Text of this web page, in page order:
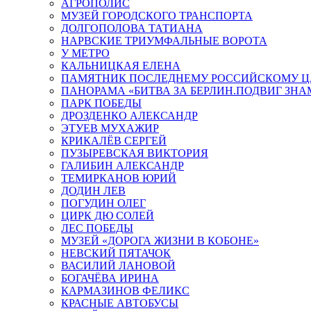
АГРОПОЛИС
МУЗЕЙ ГОРОДСКОГО ТРАНСПОРТА
ДОЛГОПОЛОВА ТАТИАНА
НАРВСКИЕ ТРИУМФАЛЬНЫЕ ВОРОТА
У МЕТРО
КАЛЬНИЦКАЯ ЕЛЕНА
ПАМЯТНИК ПОСЛЕДНЕМУ РОССИЙСКОМУ
ПАНОРАМА «БИТВА ЗА БЕРЛИН.ПОДВИГ
ПАРК ПОБЕДЫ
ДРОЗДЕНКО АЛЕКСАНДР
ЭТУЕВ МУХАЖИР
КРИКАЛЁВ СЕРГЕЙ
ПУЗЫРЕВСКАЯ ВИКТОРИЯ
ГАЛИБИН АЛЕКСАНДР
ТЕМИРКАНОВ ЮРИЙ
ДОДИН ЛЕВ
ПОГУДИН ОЛЕГ
ЦИРК ДЮ СОЛЕЙ
ЛЕС ПОБЕДЫ
МУЗЕЙ «ДОРОГА ЖИЗНИ В КОБОНЕ»
НЕВСКИЙ ПЯТАЧОК
ВАСИЛИЙ ЛАНОВОЙ
БОГАЧЁВА ИРИНА
КАРМАЗИНОВ ФЕЛИКС
КРАСНЫЕ АВТОБУСЫ